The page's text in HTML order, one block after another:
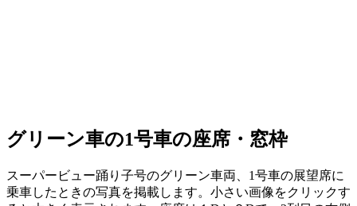
グリーン車の1号車の座席・窓枠
スーパービュー踊り子号のグリーン車両、1号車の展望席に
乗車したときの写真を掲載します。小さい画像をクリックす